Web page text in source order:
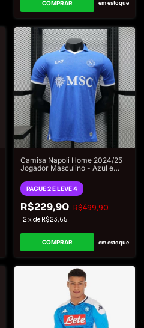
COMPRAR em estoque
Camisa Napoli Home 2024/25
Jogador Masculino - Azul e
PAGUE 2 E LEVE 4
R$229,90 R$499,90
12 xde R$23,65
COMPRAR em estoque